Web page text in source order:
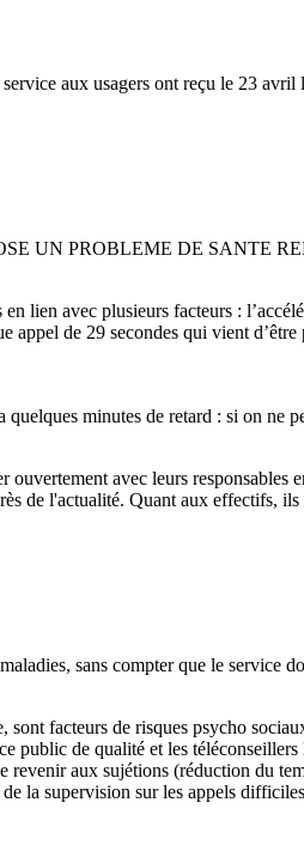
aux usagers ont reçu le 23 avril
UN PROBLEME DE SANTE
lien avec plusieurs facteurs :
de 29 secondes qui vient d’être
minutes de retard : si on ne
avec leurs responsables
de l'actualité. Quant aux effectifs,
sans compter que le service
sont facteurs de risques psycho
public de qualité et les
revenir aux sujétions (réduction du
la supervision sur les appels